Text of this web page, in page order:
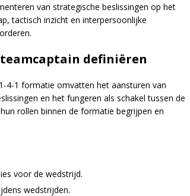
van strategische beslissingen op het
tactisch inzicht en interpersoonlijke
definiëren
4-1 formatie omvatten het aansturen van
en het fungeren als schakel tussen de
rollen binnen de formatie begrijpen en
voor de wedstrijd.
wedstrijden.